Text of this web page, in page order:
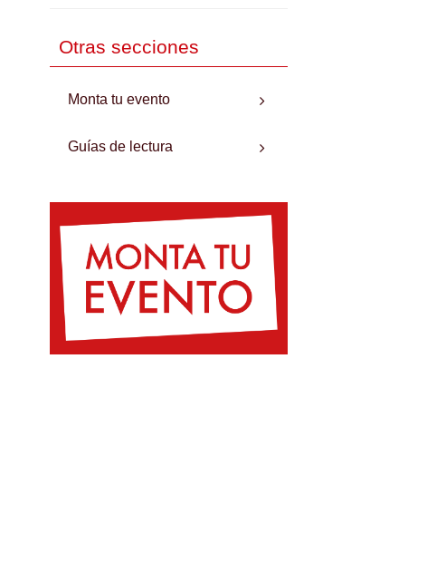
Otras secciones
Monta tu evento
Guías de lectura